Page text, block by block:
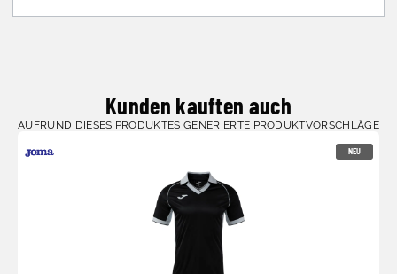
Kunden kauften auch
AUFRUND DIESES PRODUKTES GENERIERTE PRODUKTVORSCHLÄGE
NEU